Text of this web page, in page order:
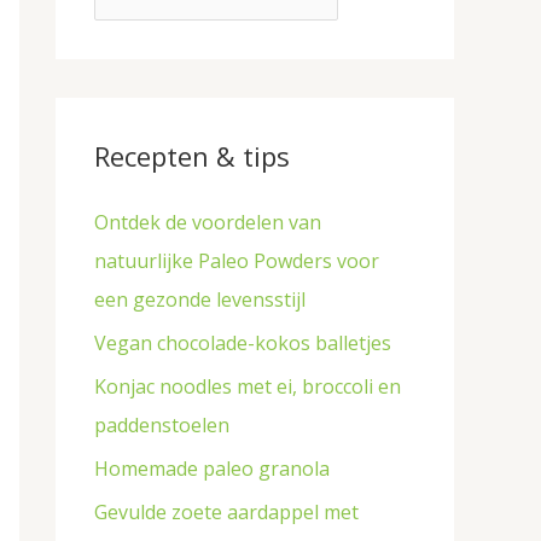
r
Recepten & tips
Ontdek de voordelen van
natuurlijke Paleo Powders voor
een gezonde levensstijl
Vegan chocolade-kokos balletjes
Konjac noodles met ei, broccoli en
paddenstoelen
Homemade paleo granola
Gevulde zoete aardappel met